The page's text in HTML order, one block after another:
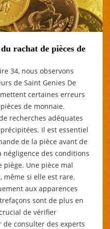
rachat de pièces de
34, nous observons
de Saint Genies De
certaines erreurs
de monnaie.
recherches adéquates
Il est essentiel
de la pièce avant de
négligence des conditions
Une pièce mal
même si elle est rare.
aux apparences
sont de plus en
de vérifier
consulter des experts